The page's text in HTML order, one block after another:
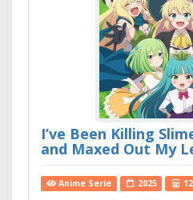
I’ve Been Killing
and Maxed Out My
Anime Serie 2025